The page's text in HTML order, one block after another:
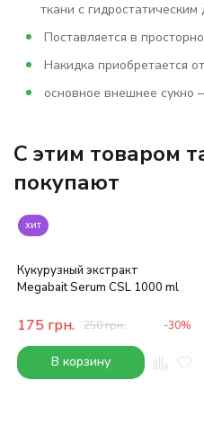
ткани с
Поставляется в
Накидка приобретается
основное внешнее сукно
C этим товаром
покупают
хит
Кукурузный экстракт
Megabait Serum CSL 1000 ml
175 грн. 250грн. -30%
В корзину